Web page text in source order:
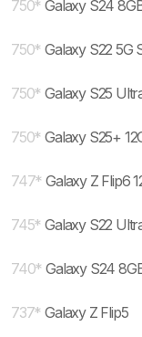
750* Galaxy S24
750* Galaxy S22 5G
750* Galaxy S25
750* Galaxy S25+
747* Galaxy Z Flip6
745* Galaxy S22
740* Galaxy S24
737* Galaxy Z Flip5